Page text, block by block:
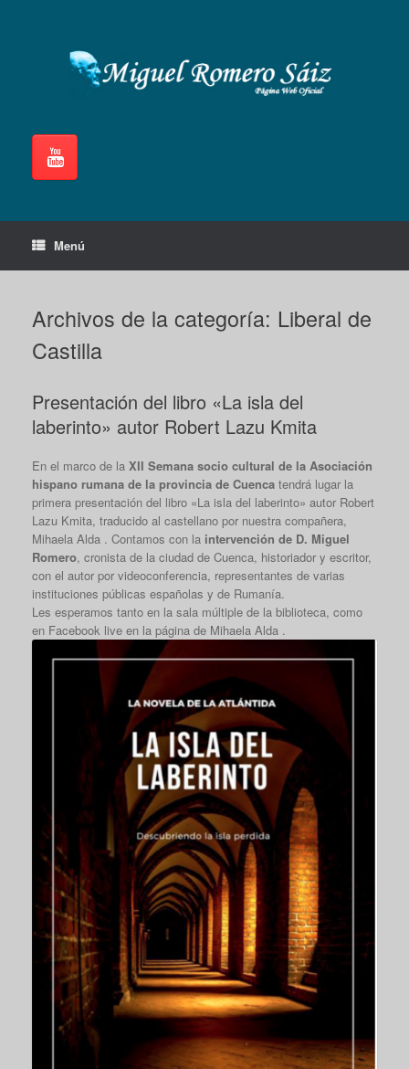
Menú
Archivos de la categoría: Liberal de
Castilla
Presentación del libro «La isla del
laberinto» autor Robert Lazu Kmita
En el marco de la XII Semana socio cultural de la Asociación
hispano rumana de la provincia de Cuenca tendrá lugar la
primera presentación del libro «La isla del laberinto» autor Robert
Lazu Kmita, traducido al castellano por nuestra compañera,
Mihaela Alda . Contamos con la intervención de D. Miguel
Romero, cronista de la ciudad de Cuenca, historiador y escritor,
con el autor por videoconferencia, representantes de varias
instituciones públicas españolas y de Rumanía.
Les esperamos tanto en la sala múltiple de la biblioteca, como
en Facebook live en la página de Mihaela Alda .